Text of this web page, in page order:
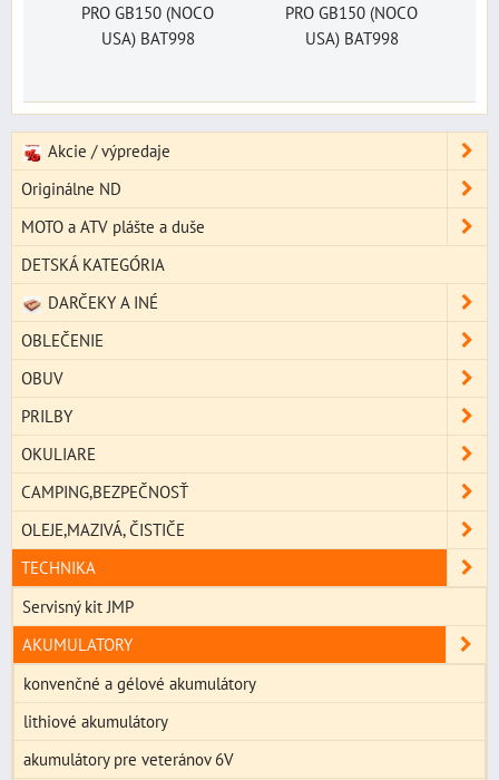
PRO GB150 (NOCO
USA) BAT998
PRO GB150 (NOCO
USA) BAT998
Akcie / výpredaje
Originálne ND
MOTO a ATV plášte a duše
DETSKÁ KATEGÓRIA
DARČEKY A INÉ
OBLEČENIE
OBUV
PRILBY
OKULIARE
CAMPING,BEZPEČNOSŤ
OLEJE,MAZIVÁ, ČISTIČE
TECHNIKA
Servisný kit JMP
AKUMULATORY
konvenčné a gélové akumulátory
lithiové akumulátory
akumulátory pre veteránov 6V